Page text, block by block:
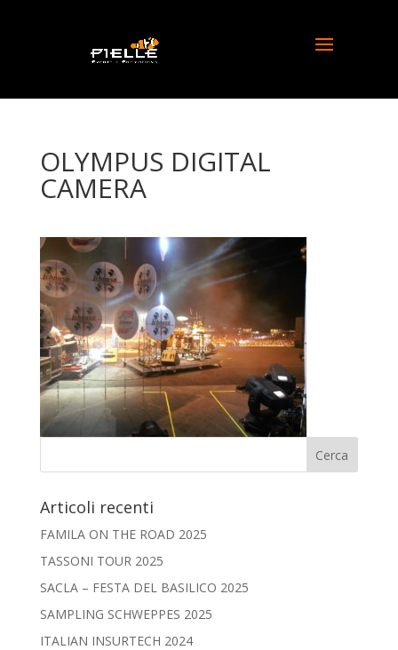
OLYMPUS DIGITAL
CAMERA
Articoli recenti
FAMILA ON THE ROAD 2025
TASSONI TOUR 2025
SACLA – FESTA DEL BASILICO 2025
SAMPLING SCHWEPPES 2025
ITALIAN INSURTECH 2024